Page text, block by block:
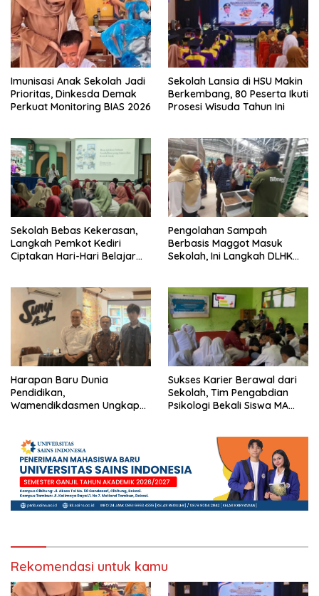
Imunisasi Anak Sekolah Jadi
Prioritas, Dinkesda Demak
Perkuat Monitoring BIAS 2026
Sekolah Lansia di HSU Makin
Berkembang, 80 Peserta Ikuti
Prosesi Wisuda Tahun Ini
Sekolah Bebas Kekerasan,
Langkah Pemkot Kediri
Ciptakan Hari-Hari Belajar
Pengolahan Sampah
Berbasis Maggot Masuk
Sekolah, Ini Langkah DLHK
Harapan Baru Dunia
Pendidikan,
Wamendikdasmen Ungkap
Sukses Karier Berawal dari
Sekolah, Tim Pengabdian
Psikologi Bekali Siswa MA
Rekomendasi untuk kamu